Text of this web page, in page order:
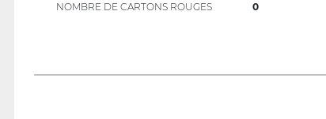
NOMBRE DE CARTONS ROUGES 0